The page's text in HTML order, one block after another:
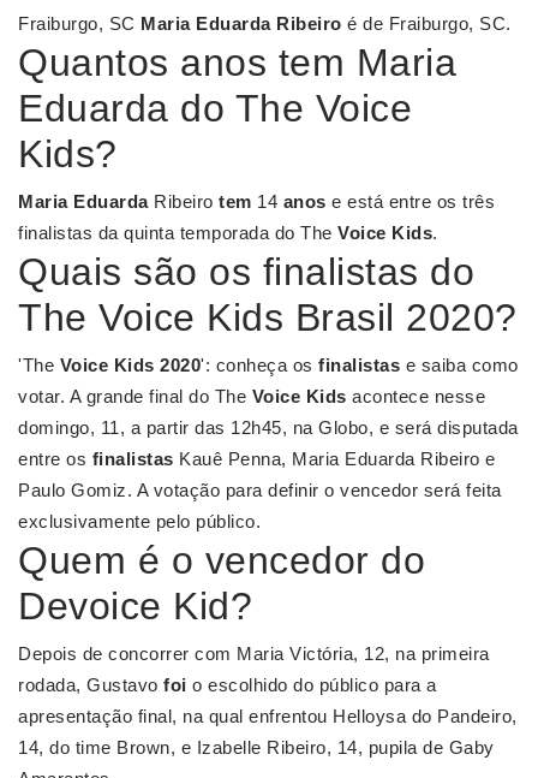
Fraiburgo, SC Maria Eduarda Ribeiro é de Fraiburgo, SC.
Quantos anos tem Maria
Eduarda do The Voice
Kids?
Maria EduardaRibeiro tem 14 anos e está entre os três
finalistas da quinta temporada do The Voice Kids.
Quais são os finalistas do
The Voice Kids Brasil 2020?
'The Voice Kids 2020': conheça os finalistas e saiba como
votar. A grande final do The Voice Kids acontece nesse
domingo, 11, a partir das 12h45, na Globo, e será disputada
entre os finalistas Kauê Penna, Maria Eduarda Ribeiro e
Paulo Gomiz. A votação para definir o vencedor será feita
exclusivamente pelo público.
Quem é o vencedor do
Devoice Kid?
Depois de concorrer com Maria Victória, 12, na primeira
rodada, Gustavo foi o escolhido do público para a
apresentação final, na qual enfrentou Helloysa do Pandeiro,
14, do time Brown, e Izabelle Ribeiro, 14, pupila de Gaby